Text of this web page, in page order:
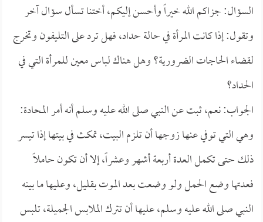
السؤال: جزاكم الله خيراً وأحسن إليكم، أختنا تسأل سؤال آخر
وتقول: إذا كانت المرأة في حالة حداد، فهل ترد على التليفون وتخرج
لقضاء الحاجات الضرورية؟ وهل هناك لباس معين للمرأة التي في
الحداد؟
الجواب: نعم، ثبت عن النبي صلى الله عليه وسلم أنه أمر المحادة:
وهي التي توفي عنها زوجها أن تلزم البيت، تمكث في بيتها إذا تيسر
ذلك حتى تكمل العدة أربعة أشهر وعشراً، إلا أن تكون حاملاً
فعدتها وضع الحمل ولو وضعت بعد الموت بقليل، وعليها ما بينه
النبي صلى الله عليه وسلم، عليها أن تترك الملابس الجميلة، تلبس